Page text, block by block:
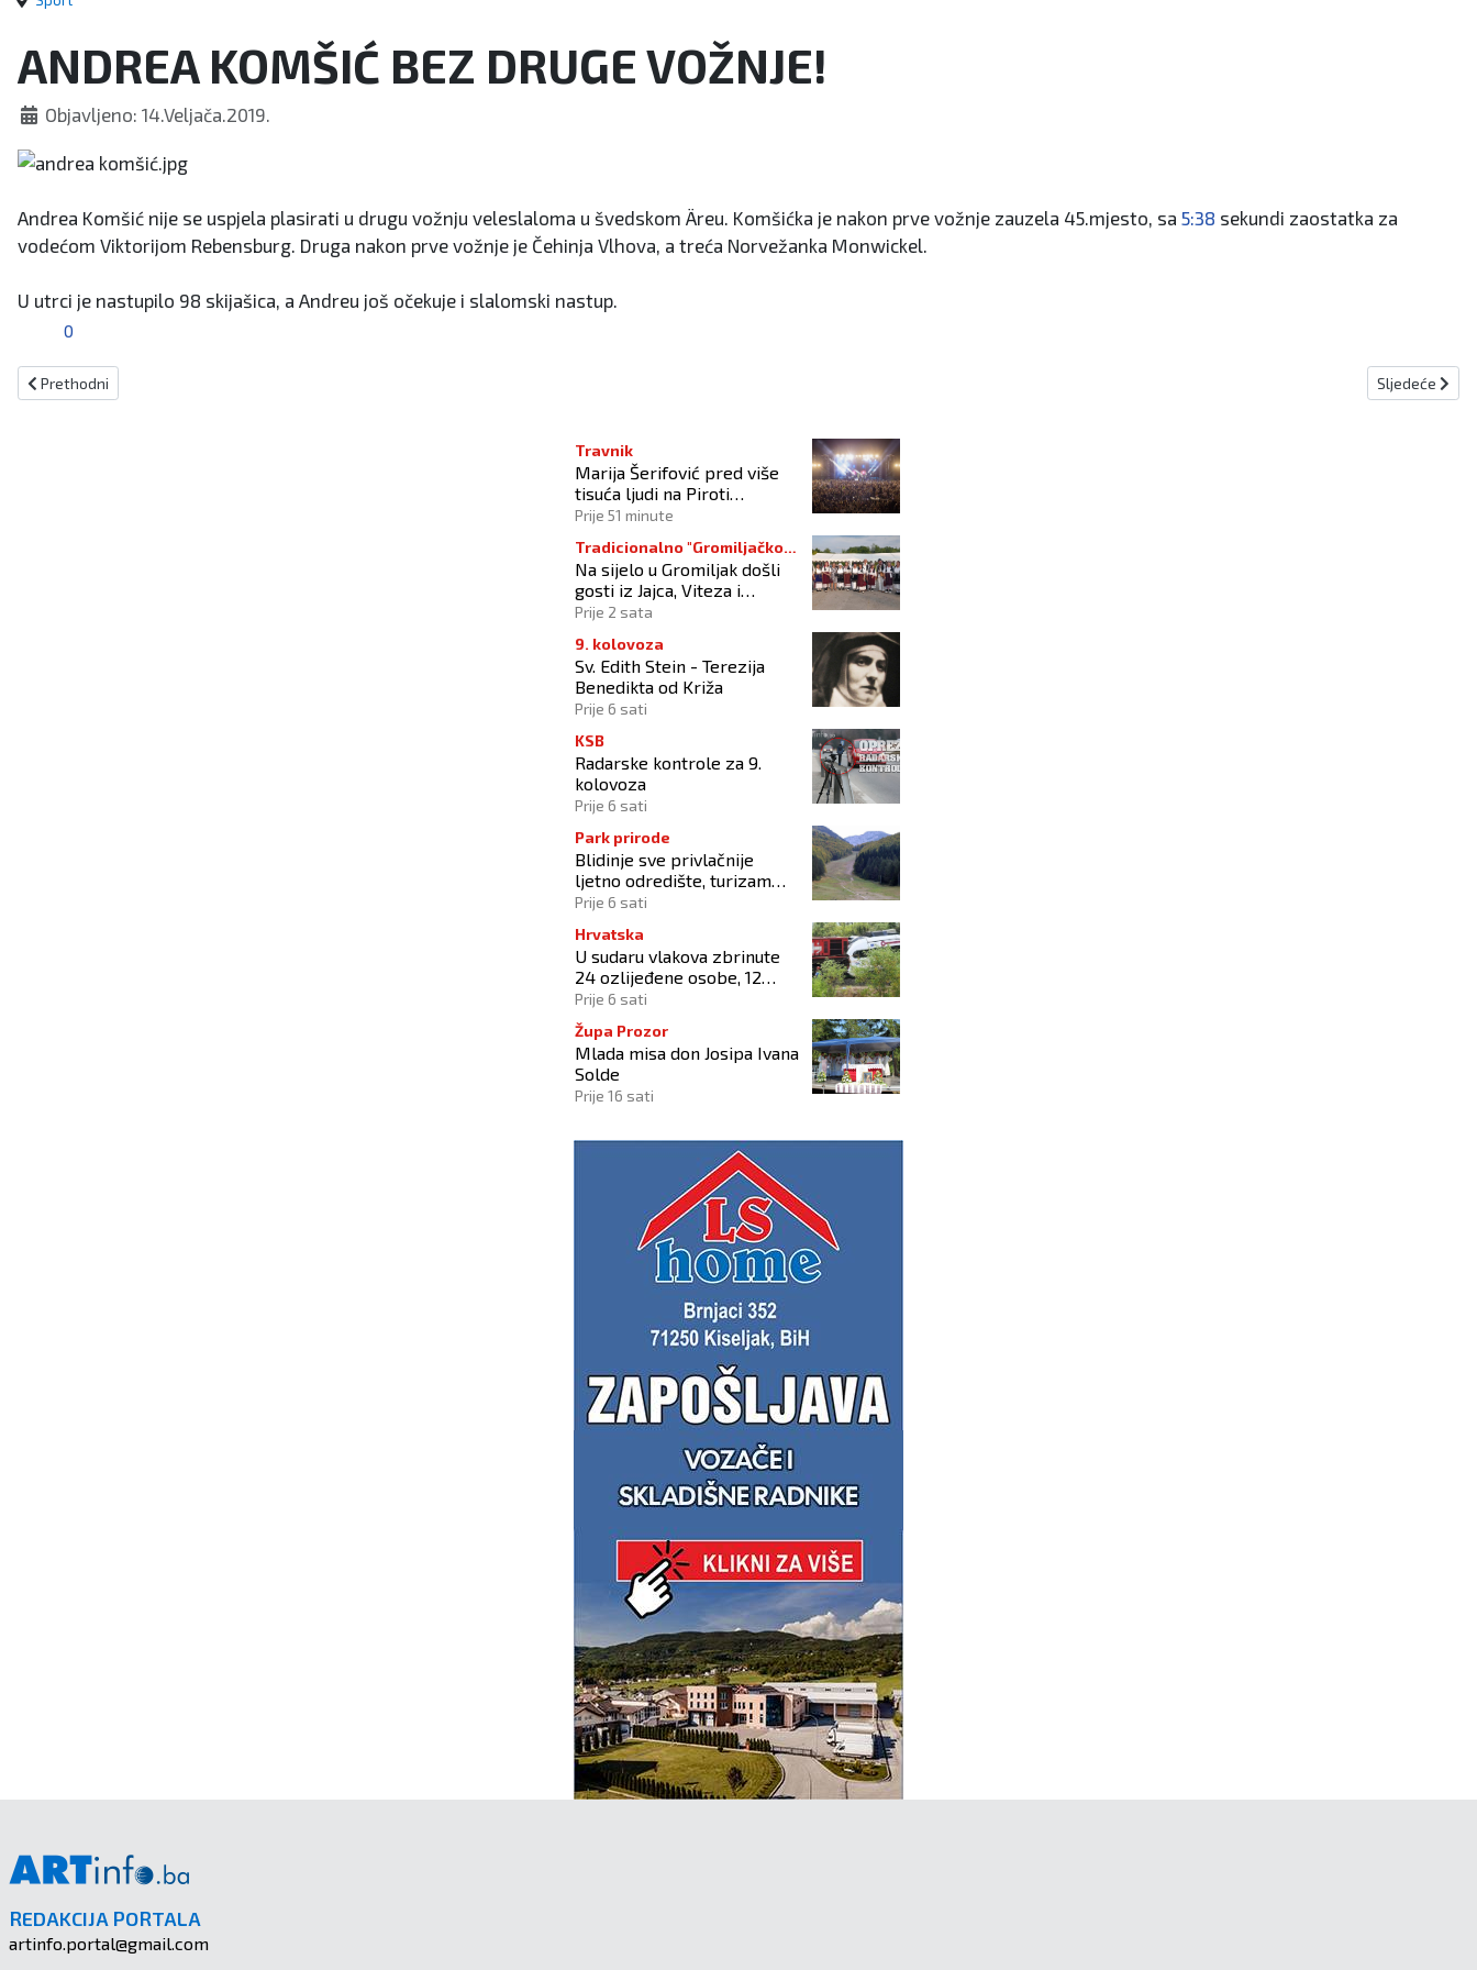
ANDREA KOMŠIĆ BEZ DRUGE VOŽNJE!
Objavljeno: 14.Veljača.2019.
Andrea Komšić nije se uspjela plasirati u drugu vožnju veleslaloma u švedskom Äreu. Komšićka je nakon prve vožnje zauzela 45.mjesto, sa 5:38 sekundi zaostatka za
vodećom Viktorijom Rebensburg. Druga nakon prve vožnje je Čehinja Vlhova, a treća Norvežanka Monwickel.
U utrci je nastupilo 98 skijašica, a Andreu još očekuje i slalomski nastup.
0
Prethodni članak: Busovljak ima novi klub!
Prethodni Sljedeći
Sljedeće
Travnik
Marija Šerifović pred više
tisuća ljudi na Piroti
zatvorila 'Dane dijaspore
Prije 51 minute
Tradicionalno "Gromiljačko
sijelo"
Na sijelo u Gromiljak došli
gosti iz Jajca, Viteza i
Hrvatske ali i posjetitelji od
Prije 2 sata
9. kolovoza
Sv. Edith Stein - Terezija
Benedikta od Križa
Prije 6 sati
KSB
Radarske kontrole za 9.
kolovoza
Prije 6 sati
Park prirode
Blidinje sve privlačnije
ljetno odredište, turizam
raste uz izazove očuvanja
Prije 6 sati
Hrvatska
U sudaru vlakova zbrinute
24 ozlijeđene osobe, 12
zadržano na liječenju
Prije 6 sati
Župa Prozor
Mlada misa don Josipa Ivana
Solde
Prije 16 sati
REDAKCIJA PORTALA
artinfo.portal@gmail.com